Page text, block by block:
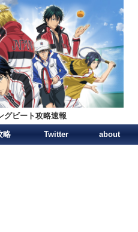
グビート攻略速報
略 Twitter about